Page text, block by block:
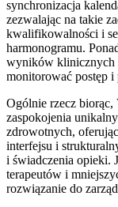
synchronizacja
zezwalając na takie
kwalifikowalności i
harmonogramu.
wyników klinicznych
monitorować postęp i
Ogólnie rzecz biorąc,
zaspokojenia
zdrowotnych,
interfejsu i
i świadczenia opieki.
terapeutów i
rozwiązanie do